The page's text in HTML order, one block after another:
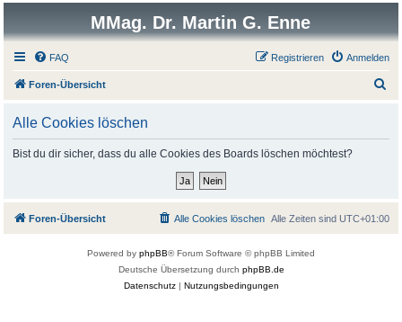
MMag. Dr. Martin G. Enne
FAQ Anmelden
Registrieren
Foren-Übersicht
Alle Cookies löschen
Bist du dir sicher, dass du alle Cookies des Boards löschen möchtest?
Foren-Übersicht Alle Zeiten sind UTC+01:00
Alle Cookies löschen
Powered by phpBB® Forum Software © phpBB Limited
Deutsche Übersetzung durch phpBB.de
Datenschutz| Nutzungsbedingungen